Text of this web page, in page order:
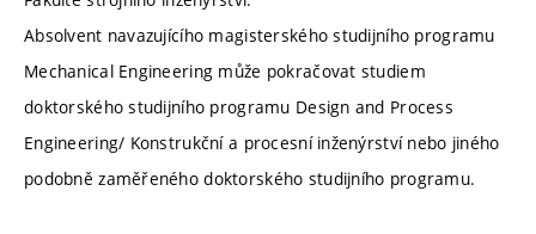
Absolvent navazujícího magisterského studijního programu
Mechanical Engineering může pokračovat studiem
doktorského studijního programu Design and Process
Engineering/ Konstrukční a procesní inženýrství nebo jiného
podobně zaměřeného doktorského studijního programu.